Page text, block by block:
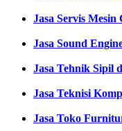
Jasa Servis
Jasa Sound
Jasa Tehnik Sipil
Jasa Teknisi
Jasa Toko